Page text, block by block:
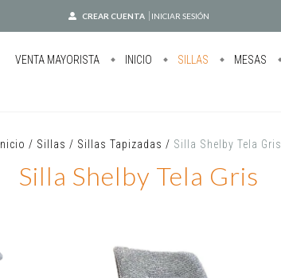
CREAR CUENTA INICIAR SESIÓN
VENTA MAYORISTA INICIO SILLAS MESAS
Inicio / Sillas / Sillas Tapizadas / Silla Shelby Tela Gris
Silla Shelby Tela Gris